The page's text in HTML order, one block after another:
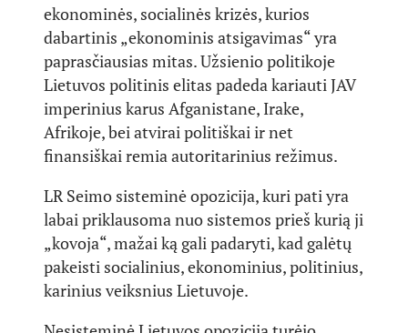
ekonominės, socialinės krizės, kurios
dabartinis „ekonominis atsigavimas“ yra
paprasčiausias mitas. Užsienio politikoje
Lietuvos politinis elitas padeda kariauti JAV
imperinius karus Afganistane, Irake,
Afrikoje, bei atvirai politiškai ir net
finansiškai remia autoritarinius režimus.
LR Seimo sisteminė opozicija, kuri pati yra
labai priklausoma nuo sistemos prieš kurią ji
„kovoja“, mažai ką gali padaryti, kad galėtų
pakeisti socialinius, ekonominius, politinius,
karinius veiksnius Lietuvoje.